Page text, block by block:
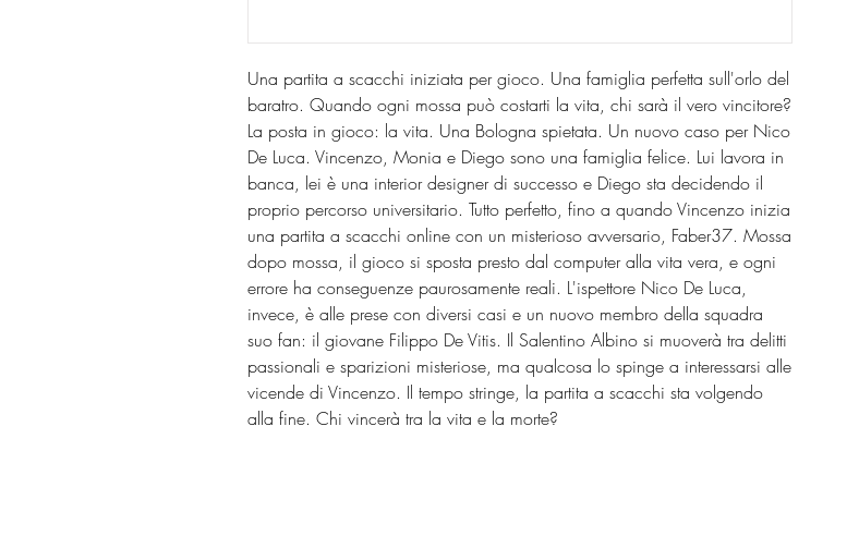
Una partita a scacchi iniziata per gioco. Una famiglia perfetta sull'orlo del
baratro. Quando ogni mossa può costarti la vita, chi sarà il vero vincitore?
La posta in gioco: la vita. Una Bologna spietata. Un nuovo caso per Nico
De Luca. Vincenzo, Monia e Diego sono una famiglia felice. Lui lavora in
banca, lei è una interior designer di successo e Diego sta decidendo il
proprio percorso universitario. Tutto perfetto, fino a quando Vincenzo inizia
una partita a scacchi online con un misterioso avversario, Faber37. Mossa
dopo mossa, il gioco si sposta presto dal computer alla vita vera, e ogni
errore ha conseguenze paurosamente reali. L'ispettore Nico De Luca,
invece, è alle prese con diversi casi e un nuovo membro della squadra
suo fan: il giovane Filippo De Vitis. Il Salentino Albino si muoverà tra delitti
passionali e sparizioni misteriose, ma qualcosa lo spinge a interessarsi alle
vicende di Vincenzo. Il tempo stringe, la partita a scacchi sta volgendo
alla fine. Chi vincerà tra la vita e la morte?